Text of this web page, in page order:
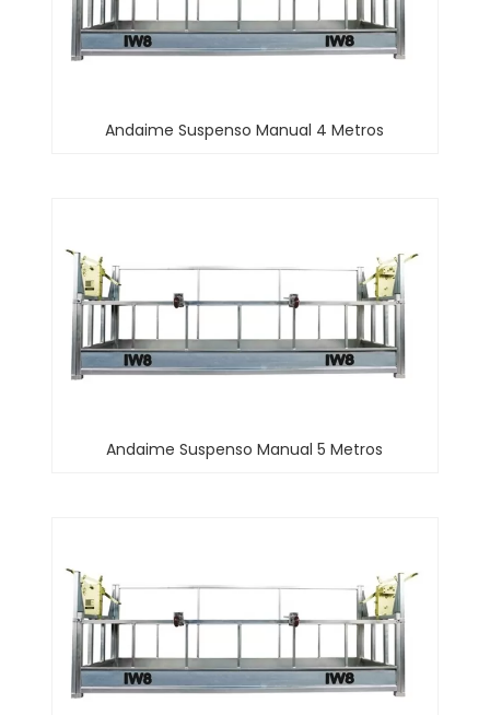
Andaime Suspenso Manual 4 Metros
Andaime Suspenso Manual 5 Metros